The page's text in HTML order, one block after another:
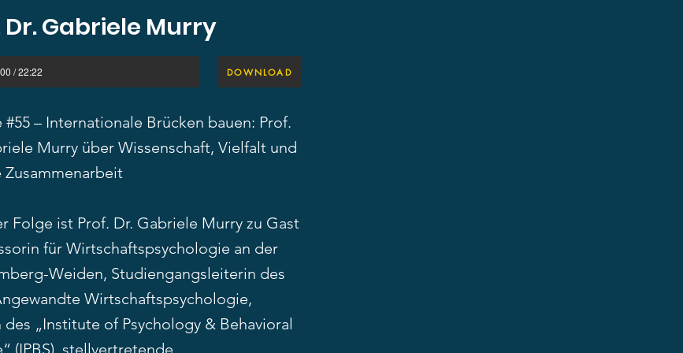
Dr. Gabriele Murry
/ 22:22 DOWNLOAD
#55 – Internationale Brücken bauen: Prof.
Murry über Wissenschaft, Vielfalt und
Zusammenarbeit
Folge ist Prof. Dr. Gabriele Murry zu Gast
für Wirtschaftspsychologie an der
Weiden, Studiengangsleiterin des
Wirtschaftspsychologie,
des „Institute of Psychology & Behavioral
(IPBS), stellvertretende